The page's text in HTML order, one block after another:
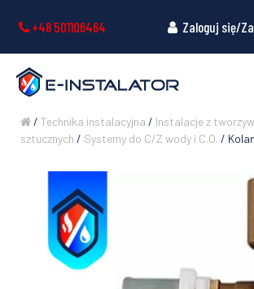
+48 501106464 Zaloguj się/
/ Technika instalacyjna / Instalacje z tworzyw
sztucznych / Systemy do C/Z wody i C.O. /